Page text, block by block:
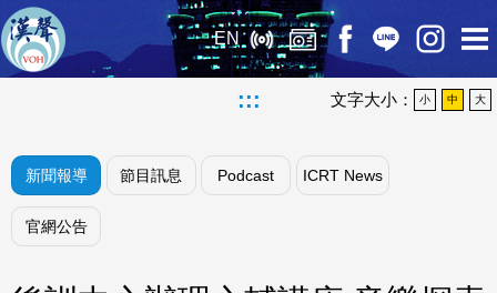
EN
::: 文字大小： 小 中 大
新聞報導 節目訊息 Podcast ICRT News
官網公告